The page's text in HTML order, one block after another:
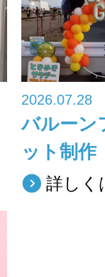
2026.07.28
バルーン
ット制
詳しく